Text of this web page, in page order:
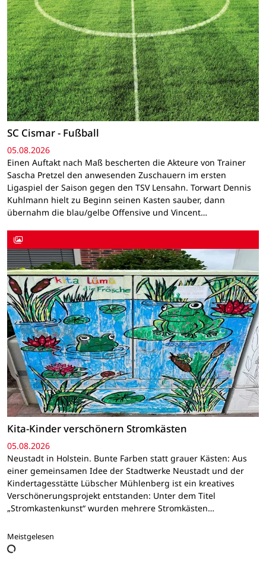
SC Cismar - Fußball
05.08.2026
Einen Auftakt nach Maß bescherten die Akteure von Trainer
Sascha Pretzel den anwesenden Zuschauern im ersten
Ligaspiel der Saison gegen den TSV Lensahn. Torwart Dennis
Kuhlmann hielt zu Beginn seinen Kasten sauber, dann
übernahm die blau/gelbe Offensive und Vincent…
Kita-Kinder verschönern Stromkästen
05.08.2026
Neustadt in Holstein. Bunte Farben statt grauer Kästen: Aus
einer gemeinsamen Idee der Stadtwerke Neustadt und der
Kindertagesstätte Lübscher Mühlenberg ist ein kreatives
Verschönerungsprojekt entstanden: Unter dem Titel
„Stromkastenkunst“ wurden mehrere Stromkästen…
Meistgelesen